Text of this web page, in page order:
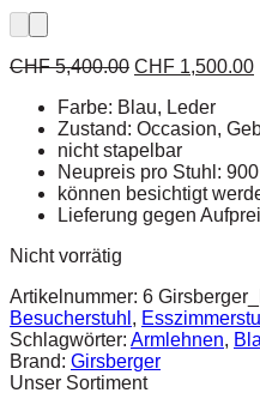
CHF5,400.00 CHF 1,500.00
Farbe: Blau, Leder
Zustand: Occasion,
nicht stapelbar
Neupreis pro Stuhl:
können besichtigt
Lieferung gegen
Nicht vorrätig
Artikelnummer: 6
Besucherstuhl ,
Schlagwörter: Armlehnen,
Brand: Girsberger
Unser Sortiment